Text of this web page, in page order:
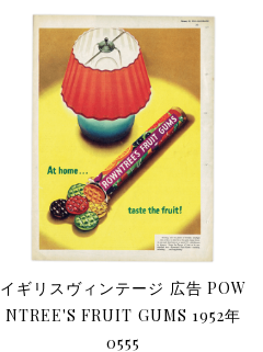
イギリスヴィンテージ 広告 POW
NTREE'S FRUIT GUMS 1952年
0555